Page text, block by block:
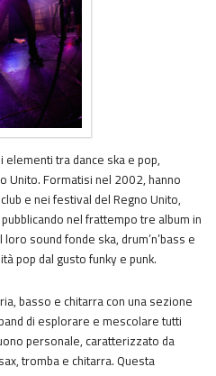
elementi tra dance ska e pop,
Unito. Formatisi nel 2002, hanno
e nei festival del Regno Unito,
nel frattempo tre album in
sound fonde ska, drum’n’bass e
pop dal gusto funky e punk.
basso e chitarra con una sezione
di esplorare e mescolare tutti
personale, caratterizzato da
tromba e chitarra. Questa